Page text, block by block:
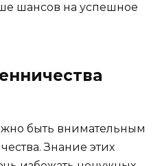
шансов на успешное
быть внимательным
Знание этих